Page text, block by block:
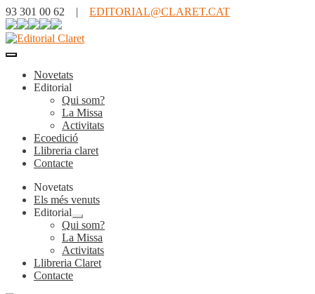
93 301 00 62 | EDITORIAL@CLARET.CAT
Novetats
Editorial
Qui som?
La Missa
Activitats
Ecoedició
Llibreria claret
Contacte
Novetats
Els més venuts
Editorial
Expandeix
el
menú
secundari
Qui som?
La Missa
Activitats
Llibreria Claret
Contacte